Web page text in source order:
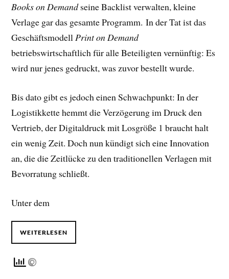
Books on Demandseine Backlist verwalten, kleine
Verlage gar das gesamte Programm. In der Tat ist das
GeschäftsmodellPrint on Demand
betriebswirtschaftlich für alle Beteiligten vernünftig: Es
wird nur jenes gedruckt, was zuvor bestellt wurde.
Bis dato gibt es jedoch einen Schwachpunkt: In der
Logistikkette hemmt die Verzögerung im Druck den
Vertrieb, der Digitaldruck mit Losgröße 1 braucht halt
ein wenig Zeit. Doch nun kündigt sich eine Innovation
an, die die Zeitlücke zu den traditionellen Verlagen mit
Bevorratung schließt.
Unter dem
WEITERLESEN